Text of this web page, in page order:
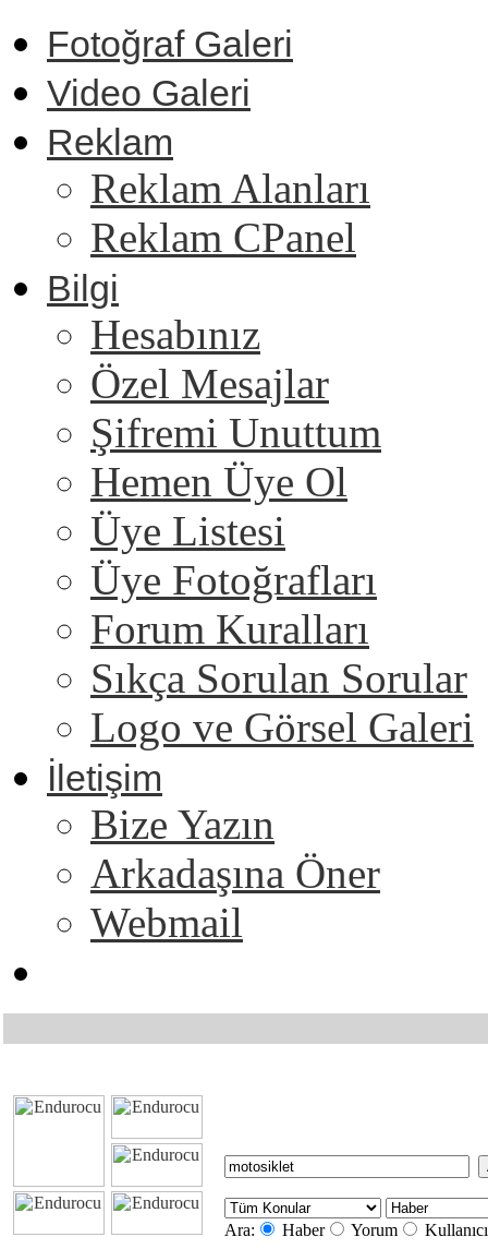
Fotoğraf Galeri
Video Galeri
Reklam
Reklam Alanları
Reklam CPanel
Bilgi
Hesabınız
Özel Mesajlar
Şifremi Unuttum
Hemen Üye Ol
Üye Listesi
Üye Fotoğrafları
Forum Kuralları
Sıkça Sorulan Sorular
Logo ve Görsel Galeri
İletişim
Bize Yazın
Arkadaşına Öner
Webmail
Ara: Haber Yorum